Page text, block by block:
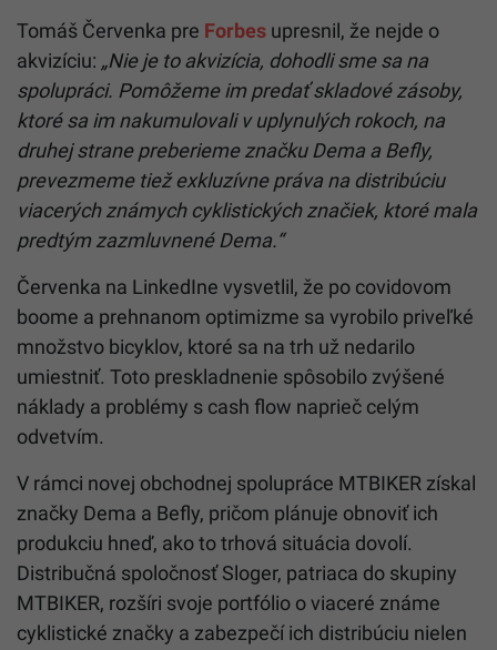
Tomáš Červenka pre Forbes upresnil, že nejde o
akvizíciu: „Nie je to akvizícia, dohodli sme sa na
spolupráci. Pomôžeme im predať skladové zásoby,
ktoré sa im nakumulovali v uplynulých rokoch, na
druhej strane preberieme značku Dema a Befly,
prevezmeme tiež exkluzívne práva na distribúciu
viacerých známych cyklistických značiek, ktoré mala
predtým zazmluvnené Dema.“
Červenka na LinkedIne vysvetlil, že po covidovom
boome a prehnanom optimizme sa vyrobilo priveľké
množstvo bicyklov, ktoré sa na trh už nedarilo
umiestniť. Toto preskladnenie spôsobilo zvýšené
náklady a problémy s cash flow naprieč celým
odvetvím.
V rámci novej obchodnej spolupráce MTBIKER získal
značky Dema a Befly, pričom plánuje obnoviť ich
produkciu hneď, ako to trhová situácia dovolí.
Distribučná spoločnosť Sloger, patriaca do skupiny
MTBIKER, rozšíri svoje portfólio o viaceré známe
cyklistické značky a zabezpečí ich distribúciu nielen